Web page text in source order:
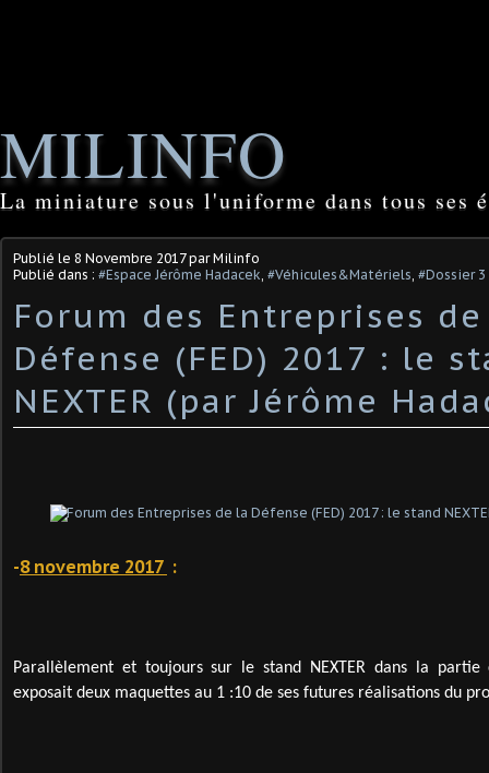
MILINFO
La miniature sous l'uniforme dans tous ses
Publié le 8 Novembre 2017par Milinfo
Publié dans : #Espace Jérôme Hadacek, #Véhicules&Matériels, #Dossier
Forum des Entreprises
Défense (FED) 2017 : le
NEXTER (par Jérôme
-8 novembre 2017 :
Parallèlement et toujours sur le stand NEXTER dans la partie
exposait deux maquettes au 1 :10 de ses futures réalisations du